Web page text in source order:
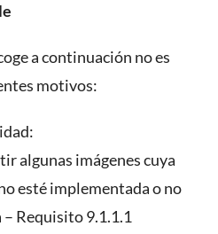
a continuación no es
motivos:
algunas imágenes cuya
esté implementada o no
– Requisito 9.1.1.1